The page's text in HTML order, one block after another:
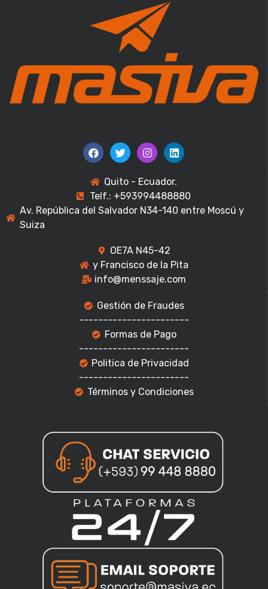
Quito - Ecuador.
Telf.: +593994488880
Av. República del Salvador N34-140 entre Moscú y
Suiza
OE7A N45-42
y Francisco de la Pita
info@menssaje.com
Gestión de Fraudes
-----------------------
Formas de Pago
-----------------------
Politica de Privacidad
-----------------------
Términos y Condiciones